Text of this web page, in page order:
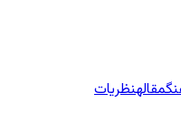
مقالهنظریات